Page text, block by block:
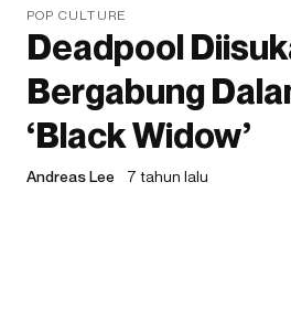
POP CULTURE
Deadpool
Bergabung
‘Black Widow’
Andreas Lee 7 tahun lalu